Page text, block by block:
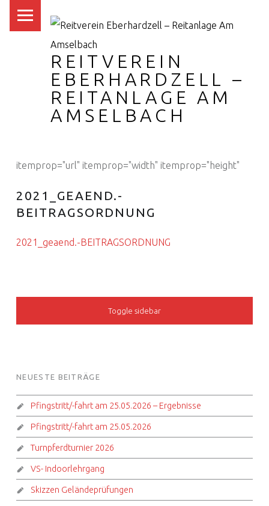
REITVEREIN
EBERHARDZELL –
REITANLAGE AM
AMSELBACH
itemprop="url" itemprop="width" itemprop="height"
2021_GEAEND.-
BEITRAGSORDNUNG
2021_geaend.-BEITRAGSORDNUNG
SIDEBAR
Toggle sidebar
FOOTER SIDEBAR
NEUESTE BEITRÄGE
Pfingstritt/-fahrt am 25.05.2026 – Ergebnisse
Pfingstritt/-fahrt am 25.05.2026
Turnpferdturnier 2026
VS- Indoorlehrgang
Skizzen Geländeprüfungen